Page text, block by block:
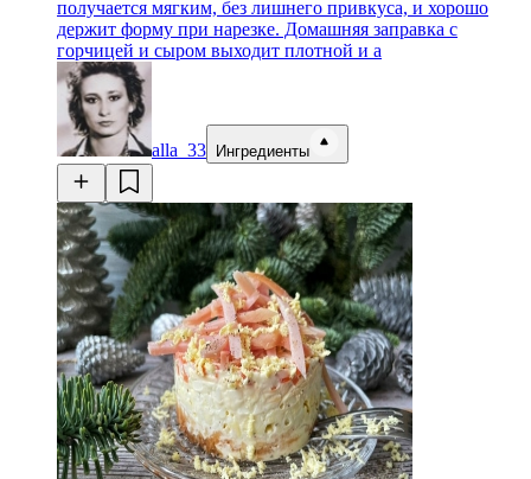
получается мягким, без лишнего привкуса, и хорошо
держит форму при нарезке. Домашняя заправка с
горчицей и сыром выходит плотной и а
alla_33 Ингредиенты